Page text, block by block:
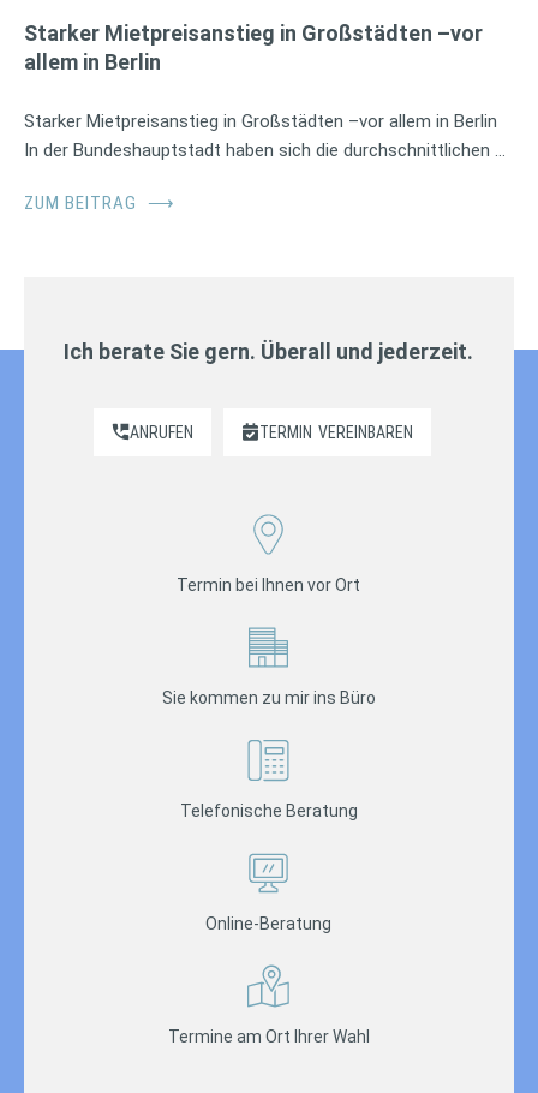
Starker Mietpreisanstieg in Großstädten –vor
allem in Berlin
Starker Mietpreisanstieg in Großstädten –vor allem in Berlin
In der Bundeshauptstadt haben sich die durchschnittlichen …
ZUM BEITRAG ⟶
Ich berate Sie gern. Überall und jederzeit.
ANRUFEN TERMIN VEREINBAREN
Termin bei Ihnen vor Ort
Sie kommen zu mir ins Büro
Telefonische Beratung
Online-Beratung
Termine am Ort Ihrer Wahl